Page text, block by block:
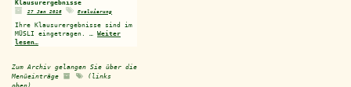
Klausurergebnisse
27 Jan 2016 Evaluierung
Ihre Klausurergebnisse sind im
MÜSLI eingetragen. … Weiter
lesen…
Zum Archiv gelangen Sie über die
Menüeinträge
(links
oben).